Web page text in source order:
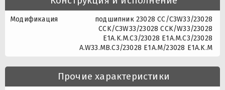
Модификация
подшипник 23028 CC/C3W33/23028
CCK/C3W33/23028 CCK/W33/23028
E1A.K.M.C3/23028 E1A.M.C3/23028
A.W33.MB.C3/23028 E1A.M/23028 E1A.K.M
Прочие характеристики